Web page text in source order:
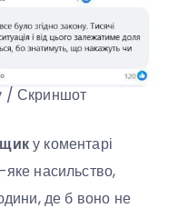
/ Скриншот
у коментарі
насильство,
де б воно не